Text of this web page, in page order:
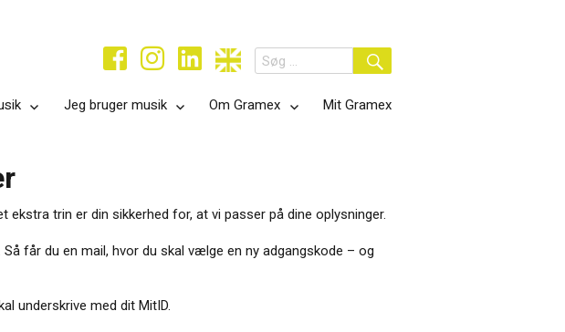
Search
for:
Jeg bruger musik Om Gramex Mit Gramex
trin er din sikkerhed for, at vi passer på dine oplysninger.
får du en mail, hvor du skal vælge en ny adgangskode – og
underskrive med dit MitID.